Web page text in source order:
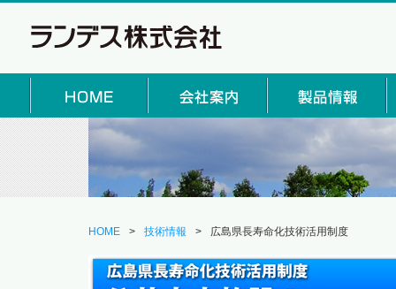
HOME > 技術情報 > 広島県長寿命化技術活用制度